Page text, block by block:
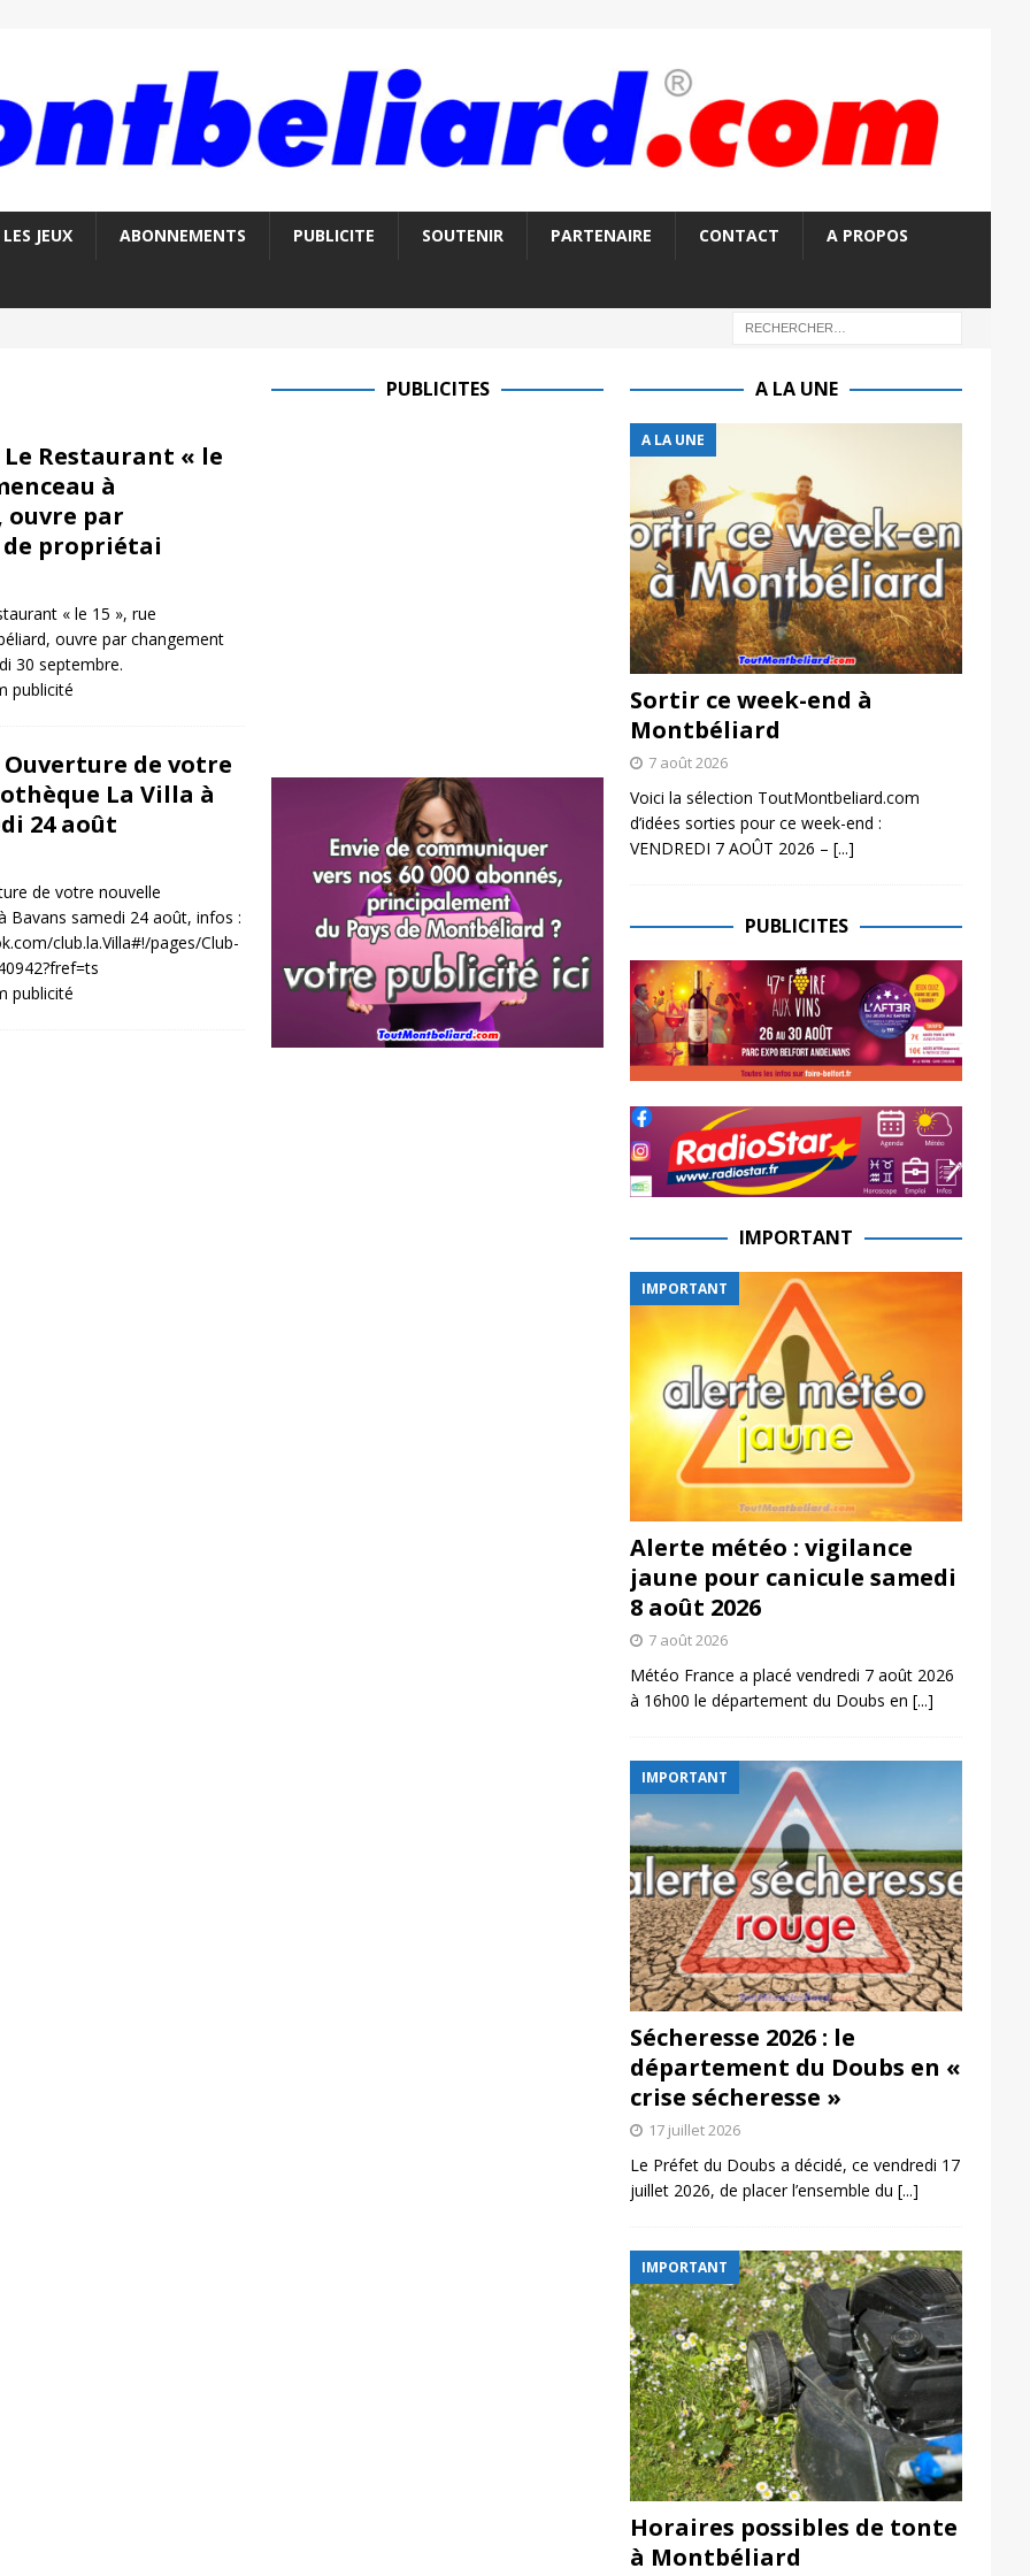
LES JEUX ABONNEMENTS PUBLICITE SOUTENIR PARTENAIRE CONTACT A PROPOS
Le Restaurant « le
à
par
propriétai
« le 15 », rue
ouvre par changement
30 septembre.
publicité
Ouverture de votre
La Villa à
24 août
de votre nouvelle
Bavans samedi 24 août, infos :
club.la.Villa#!/pages/Club-
publicité
PUBLICITES A LA UNE
A LA UNE
Sortir ce week-end à
Montbéliard
7 août 2026
Voici la sélection ToutMontbeliard.com
d’idées sorties pour ce week-end :
VENDREDI 7 AOÛT 2026 – [...]
PUBLICITES
IMPORTANT
IMPORTANT
Alerte météo : vigilance
jaune pour canicule samedi
8 août 2026
7 août 2026
Météo France a placé vendredi 7 août 2026
à 16h00 le département du Doubs en [...]
IMPORTANT
Sécheresse 2026 : le
département du Doubs en «
crise sécheresse »
17 juillet 2026
Le Préfet du Doubs a décidé, ce vendredi 17
juillet 2026, de placer l’ensemble du [...]
IMPORTANT
Horaires possibles de tonte
à Montbéliard